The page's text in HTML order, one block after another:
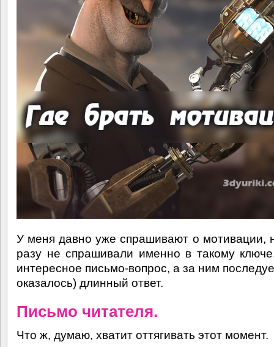
У меня давно уже спрашивают о мотивации,
разу не спрашивали именно в такому
интересное письмо-вопрос, а за ним
оказалось) длинный ответ.
Письмо читателя.
Что ж, думаю, хватит оттягивать этот момент.